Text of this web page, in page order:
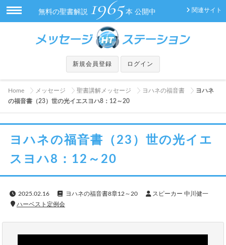
関連サイト
無料の聖書解説 1965 本 公開中
新規会員登録 ログイン
Home メッセージ 聖書講解メッセージ ヨハネの福音書
ヨハネ
の福音書（23）世の光イエスヨハ8：12～20
ヨハネの福音書（23）世の光イエ
スヨハ8：12～20
2025.02.16 ヨハネの福音書8章12～20
スピーカー 中川健一
ハーベスト定例会